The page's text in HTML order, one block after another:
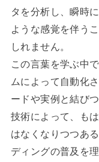
タを分析し、瞬時
ような感覚を伴う
しれません。
この言葉を学ぶ中
ムによって自動化
ードや実例と結び
技術によって、も
はなくなりつつあ
ディングの普及を